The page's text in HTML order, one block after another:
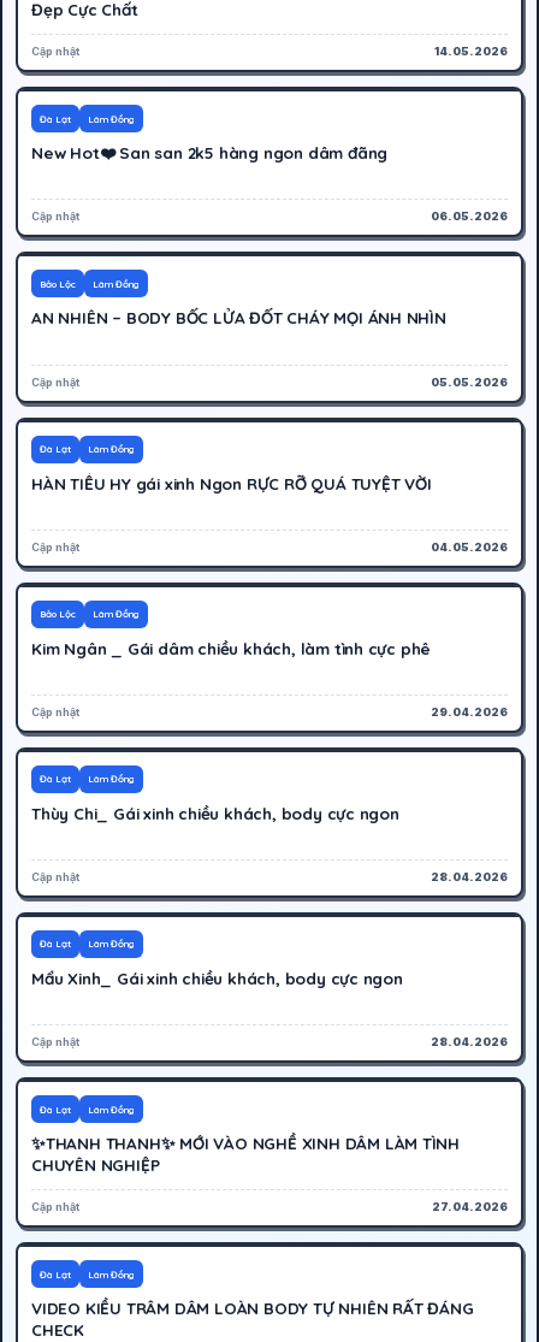
Đẹp Cực Chất
Cập nhật 14.05.2026
600K
Đà Lạt Lâm Đồng
New Hot❤️ San san 2k5 hàng ngon dâm đãng
Cập nhật 06.05.2026
350K
Bảo Lộc Lâm Đồng
AN NHIÊN – BODY BỐC LỬA ĐỐT CHÁY MỌI ÁNH NHÌN
Cập nhật 05.05.2026
300K
Đà Lạt Lâm Đồng
HÀN TIỂU HY gái xinh Ngon RỰC RỠ QUÁ TUYỆT VỜI
Cập nhật 04.05.2026
300K
Bảo Lộc Lâm Đồng
Kim Ngân _ Gái dâm chiều khách, làm tình cực phê
Cập nhật 29.04.2026
500K
Đà Lạt Lâm Đồng
Thùy Chi_ Gái xinh chiều khách, body cực ngon
Cập nhật 28.04.2026
500K
Đà Lạt Lâm Đồng
Mẩu Xinh_ Gái xinh chiều khách, body cực ngon
Cập nhật 28.04.2026
300K
Đà Lạt Lâm Đồng
✨THANH THANH✨ MỚI VÀO NGHỀ XINH DÂM LÀM TÌNH
CHUYÊN NGHIỆP
Cập nhật 27.04.2026
350K
Đà Lạt Lâm Đồng
VIDEO KIỀU TRÂM DÂM LOÀN BODY TỰ NHIÊN RẤT ĐÁNG
CHECK